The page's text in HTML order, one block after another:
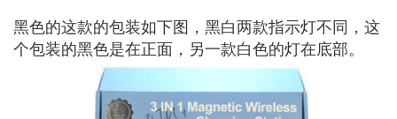
黑色的这款的包装如下图，黑白两款指示灯不同，这
个包装的黑色是在正面，另一款白色的灯在底部。